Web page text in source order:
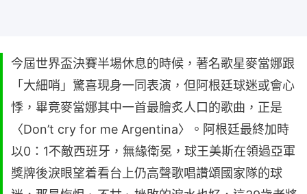
今屆世界盃決賽半場休息的時候，著名歌星麥當娜跟
「大細哨」驚喜現身一同表演，但阿根廷球迷或會心
悸，畢竟麥當娜其中一首最膾炙人口的歌曲，正是
〈Don’t cry for me Argentina〉。阿根廷最終加時
以0：1不敵西班牙，無緣衛冕，球王美斯在領過亞軍
獎牌後淚眼望着看台上仍高聲歌唱讚頌國家隊的球